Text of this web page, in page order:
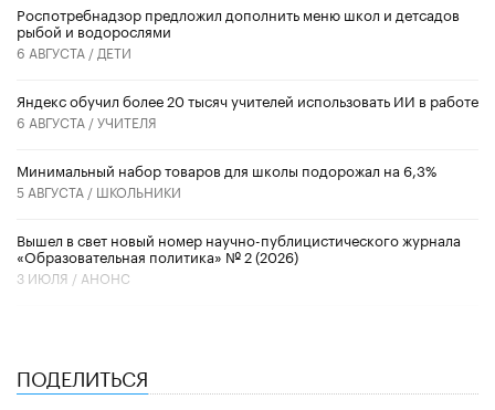
Роспотребнадзор предложил дополнить меню школ и детсадов
рыбой и водорослями
6 АВГУСТА / ДЕТИ
​Яндекс обучил более 20 тысяч учителей использовать ИИ в работе
6 АВГУСТА /УЧИТЕЛЯ
Минимальный набор товаров для школы подорожал на 6,3%
5 АВГУСТА / ШКОЛЬНИКИ
Вышел в свет новый номер научно-публицистического журнала
«Образовательная политика» № 2 (2026)
3 ИЮЛЯ / АНОНС
ПОДЕЛИТЬСЯ